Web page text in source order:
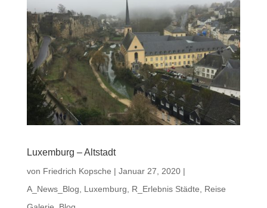
Luxemburg – Altstadt
von Friedrich Kopsche | Januar 27, 2020|
A_News_Blog
Luxemburg R_Erlebnis Städte
Reise